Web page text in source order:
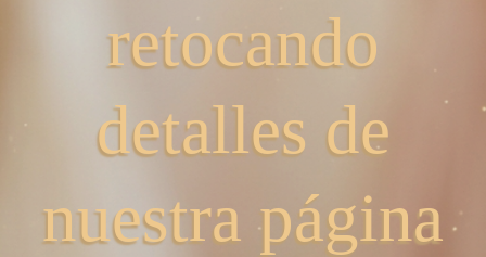
retocando
detalles de
nuestra página